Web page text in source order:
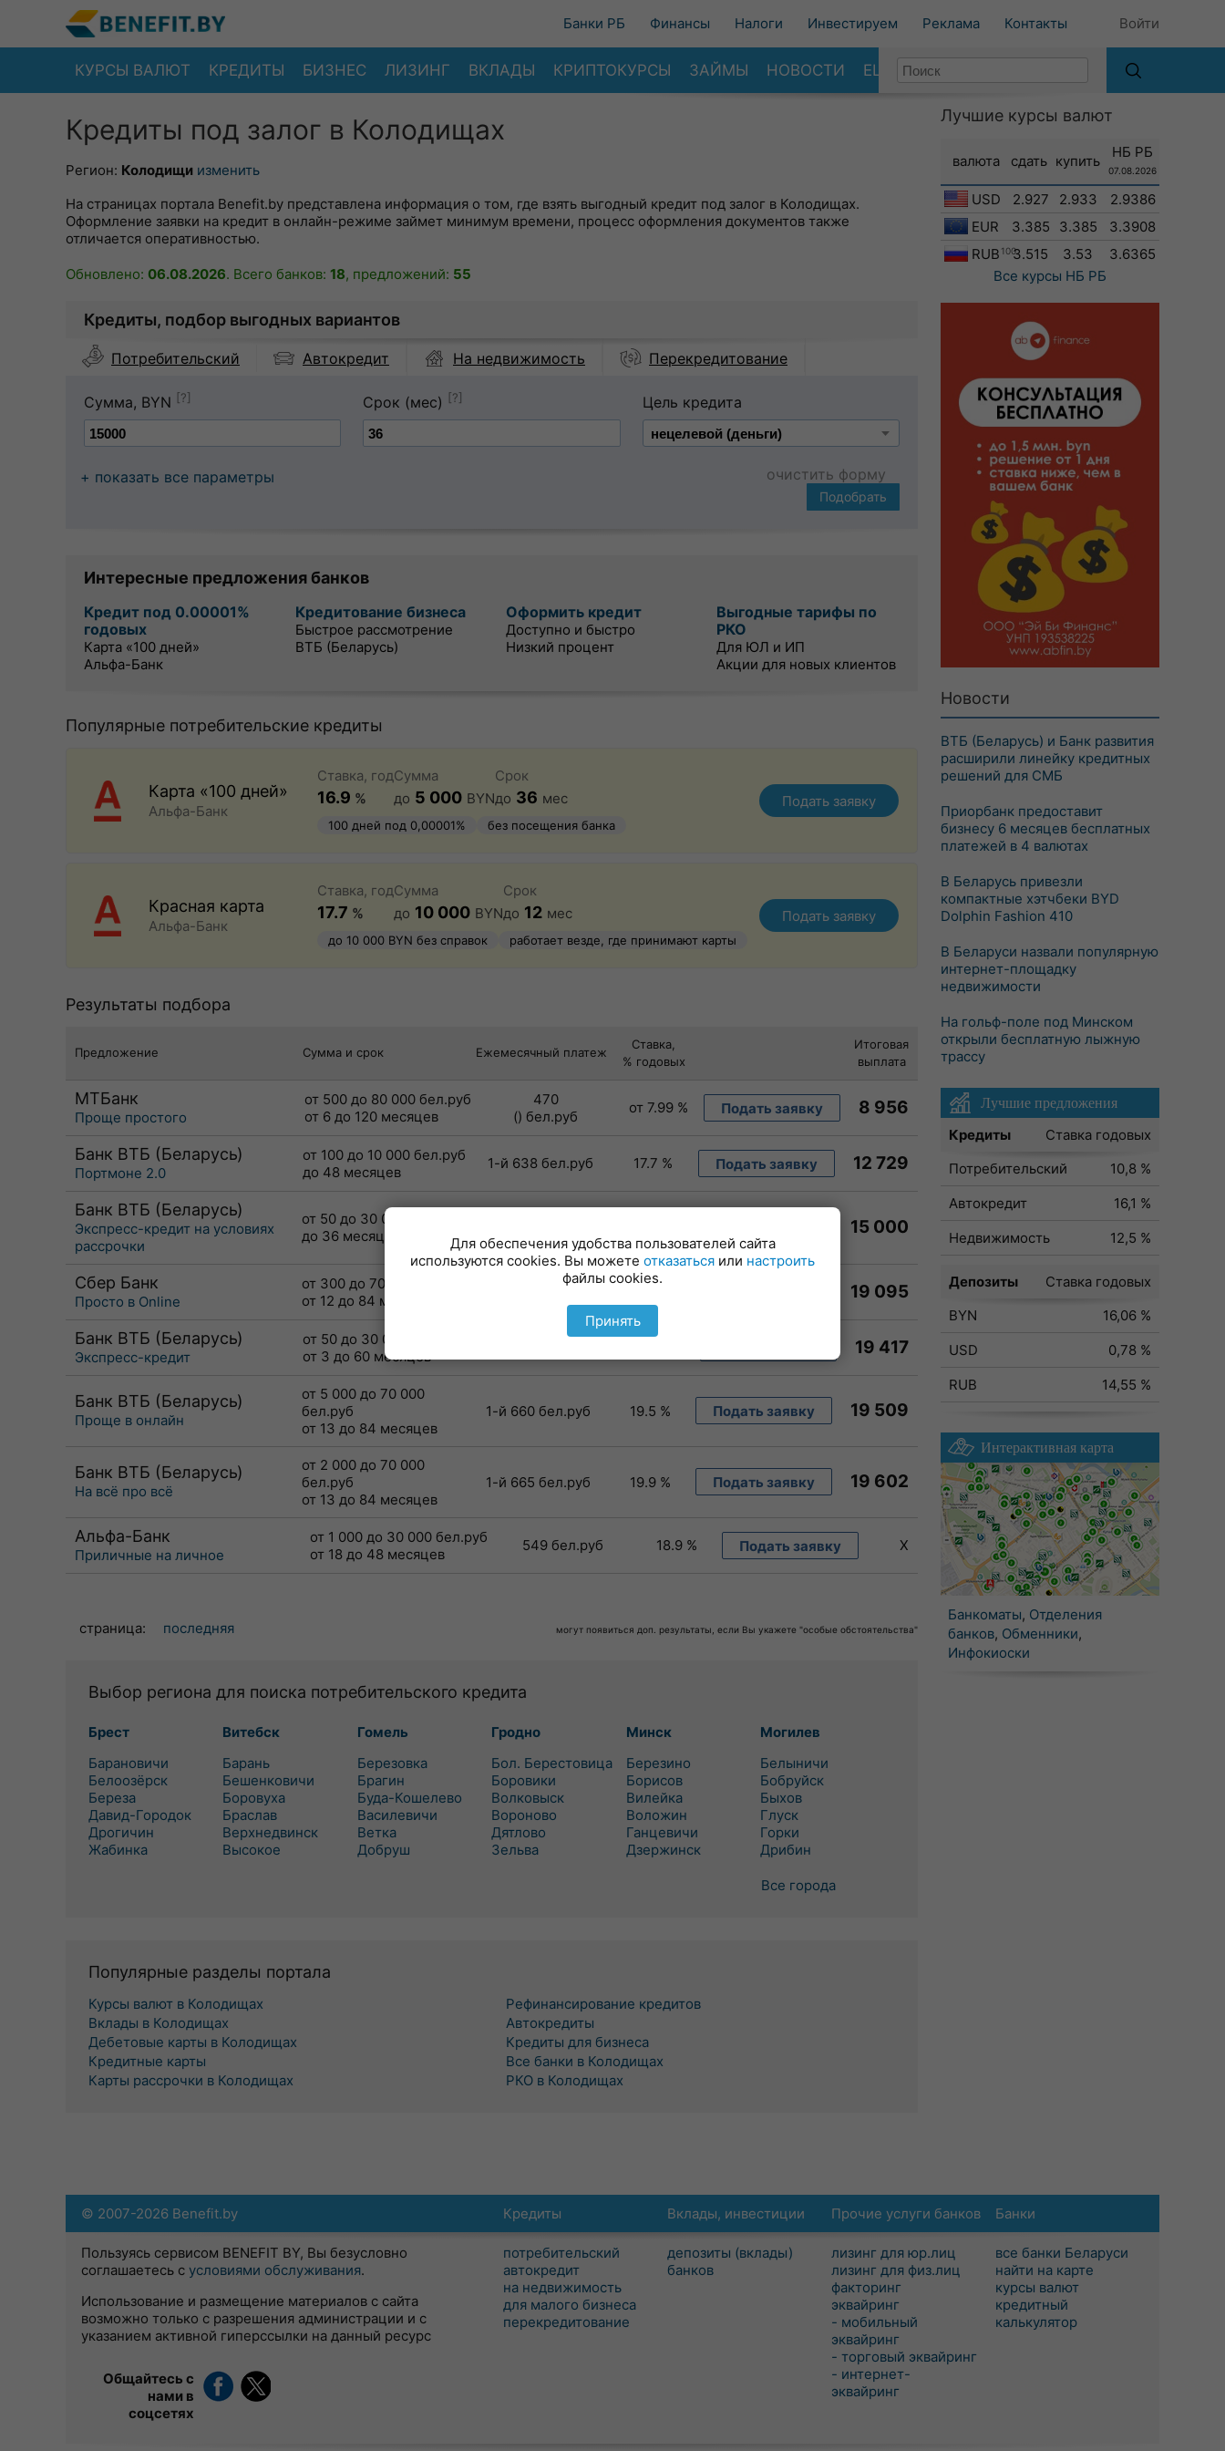
Банки РБ Финансы Налоги Инвестируем Реклама Контакты Войти
КУРСЫ ВАЛЮТ КРЕДИТЫ БИЗНЕС ЛИЗИНГ ВКЛАДЫ КРИПТОКУРСЫ ЗАЙМЫ НОВОСТИ ЕЩЕ
Кредиты под залог в Колодищах
Регион: Колодищи изменить
На страницах портала Benefit.by представлена информация о том, где взять выгодный кредит под залог в Колодищах.
Оформление заявки на кредит в онлайн-режиме займет минимум времени, процесс оформления документов также
отличается оперативностью.
Обновлено: 06.08.2026. Всего банков: 18, предложений: 55
Кредиты, подбор выгодных вариантов
Потребительский Автокредит На недвижимость Перекредитование
Сумма, BYN [?] Срок (мес) [?] Цель кредита
+ показать все параметры очистить форму
Подобрать
Интересные предложения банков
Кредит под 0.00001%
годовых
Карта «100 дней»
Альфа-Банк
Кредитование бизнеса
Быстрое рассмотрение
ВТБ (Беларусь)
Оформить кредит
Доступно и быстро
Низкий процент
Выгодные тарифы по
РКО
Для ЮЛ и ИП
Акции для новых клиентов
Популярные потребительские кредиты
Карта «100 дней»
Альфа-Банк
Ставка, год
16.9 %
Сумма
до 5 000 BYN
Срок
до 36 мес
100 дней под 0,00001%
без посещения банка
Подать заявку
Красная карта
Альфа-Банк
Ставка, год
17.7 %
Сумма
до 10 000 BYN
Срок
до 12 мес
до 10 000 BYN без справок работает везде, где принимают карты
Подать заявку
Результаты подбора
Предложение Сумма и срок Ежемесячный платеж
Ставка,
% годовых
Итоговая
выплата
МТБанк
Проще простого
от 500 до 80 000 бел.руб
от 6 до 120 месяцев
470
() бел.руб
от 7.99 % Подать заявку 8 956
Банк ВТБ (Беларусь)
Портмоне 2.0
от 100 до 10 000 бел.руб
до 48 месяцев
1-й 638 бел.руб 17.7 % Подать заявку 12 729
Банк ВТБ (Беларусь)
Экспресс-кредит на условиях
рассрочки
от 50 до 30 000 бел.руб
до 36 месяцев
15 000
Сбер Банк
Просто в Online
от 300 до 70 000 бел.руб
от 12 до 84 месяцев
1-й 638 бел.руб 19 095
Банк ВТБ (Беларусь)
Экспресс-кредит
от 50 до 30 000 бел.руб
от 3 до 60 месяцев
19 417
Банк ВТБ (Беларусь)
Проще в онлайн
от 5 000 до 70 000
бел.руб
от 13 до 84 месяцев
1-й 660 бел.руб 19.5 % Подать заявку 19 509
Банк ВТБ (Беларусь)
На всё про всё
от 2 000 до 70 000
бел.руб
от 13 до 84 месяцев
1-й 665 бел.руб 19.9 % Подать заявку 19 602
Альфа-Банк
Приличные на личное
от 1 000 до 30 000 бел.руб
от 18 до 48 месяцев
549 бел.руб 18.9 % Подать заявку X
страница: последняя могут появиться доп. результаты, если Вы укажете "особые обстоятельства"
Выбор региона для поиска потребительского кредита
Брест
Барановичи
Белоозёрск
Береза
Давид-Городок
Дрогичин
Жабинка
Витебск
Барань
Бешенковичи
Боровуха
Браслав
Верхнедвинск
Высокое
Гомель
Березовка
Брагин
Буда-Кошелево
Василевичи
Ветка
Добруш
Гродно
Бол. Берестовица
Боровики
Волковыск
Вороново
Дятлово
Зельва
Минск
Березино
Борисов
Вилейка
Воложин
Ганцевичи
Дзержинск
Могилев
Белыничи
Бобруйск
Быхов
Глуск
Горки
Дрибин
Все города
Популярные разделы портала
Курсы валют в Колодищах
Вклады в Колодищах
Дебетовые карты в Колодищах
Кредитные карты
Карты рассрочки в Колодищах
Рефинансирование кредитов
Автокредиты
Кредиты для бизнеса
Все банки в Колодищах
РКО в Колодищах
Лучшие курсы валют
валюта сдать купить
НБ РБ
07.08.2026
USD 2.927 2.933
2.9386
EUR
3.385 3.385
3.3908
RUB 1003.515 3.53
3.6365
Все курсы НБ РБ
Новости
ВТБ (Беларусь) и Банк развития
расширили линейку кредитных
решений для СМБ
Приорбанк предоставит
бизнесу 6 месяцев бесплатных
платежей в 4 валютах
В Беларусь привезли
компактные хэтчбеки BYD
Dolphin Fashion 410
В Беларуси назвали популярную
интернет-площадку
недвижимости
На гольф-поле под Минском
открыли бесплатную лыжную
трассу
Лучшие предложения
Кредиты
Ставка годовых
Потребительский
10,8 %
Автокредит
16,1 %
Недвижимость
12,5 %
Депозиты
Ставка годовых
BYN
16,06 %
USD
0,78 %
RUB
14,55 %
Интерактивная карта
Банкоматы, Отделения
банков, Обменники,
Инфокиоски
Кредиты
потребительский
автокредит
на недвижимость
для малого бизнеса
перекредитование
Вклады, инвестиции
депозиты (вклады)
банков
Прочие услуги банков
лизинг для юр.лиц
лизинг для физ.лиц
факторинг
эквайринг
- мобильный
эквайринг
- торговый эквайринг
- интернет-
эквайринг
Банки
все банки Беларуси
найти на карте
курсы валют
кредитный
калькулятор
© 2007-2026 Benefit.by
Пользуясь сервисом BENEFIT BY, Вы безусловно
соглашаетесь с условиями обслуживания.
Использование и размещение материалов с сайта
возможно только с разрешения администрации и с
указанием активной гиперссылки на данный ресурс
Общайтесь с
нами в
соцсетях
Для обеспечения удобства пользователей сайта
используются cookies. Вы можете отказаться или настроить
файлы cookies.
Принять